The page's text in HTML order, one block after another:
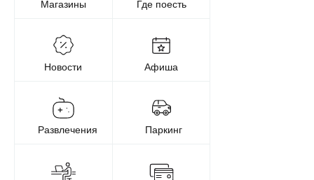
Магазины Где поесть
Новости
Паркинг
Афиша
Развлечения